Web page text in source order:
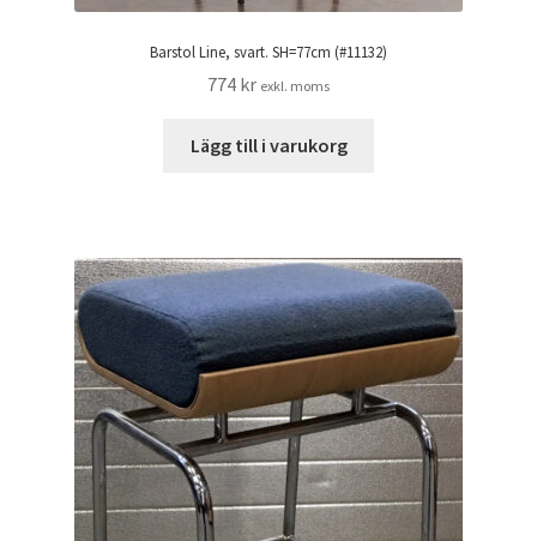
Barstol Line, svart. SH=77cm (#11132)
774 kr exkl. moms
Lägg till i varukorg